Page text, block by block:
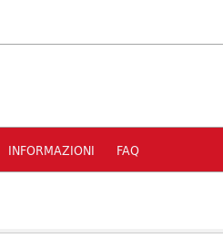
INFORMAZIONI FAQ